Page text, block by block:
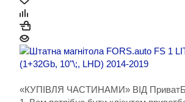
«КУПІВЛЯ ЧАСТИНАМИ» ВІД